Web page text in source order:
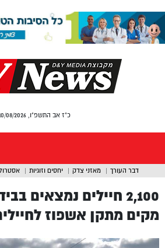
כ"ז אב התשפ"ו, 10/08/2026
דבר העורך מאזני צדק יחסים וזוגיות
2,100 חיילים נמצאים
מקים מתקן אשפוז